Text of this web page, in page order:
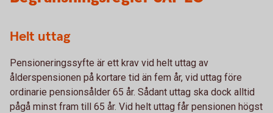
Helt uttag
Pensioneringssyfte är ett krav vid helt uttag av
ålderspensionen på kortare tid än fem år, vid uttag före
ordinarie pensionsålder 65 år. Sådant uttag ska dock alltid
pågå minst fram till 65 år. Vid helt uttag får pensionen högst